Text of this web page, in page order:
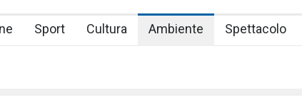
Sport Cultura Ambiente Spettacolo